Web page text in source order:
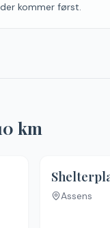
kommer først.
km
Assens